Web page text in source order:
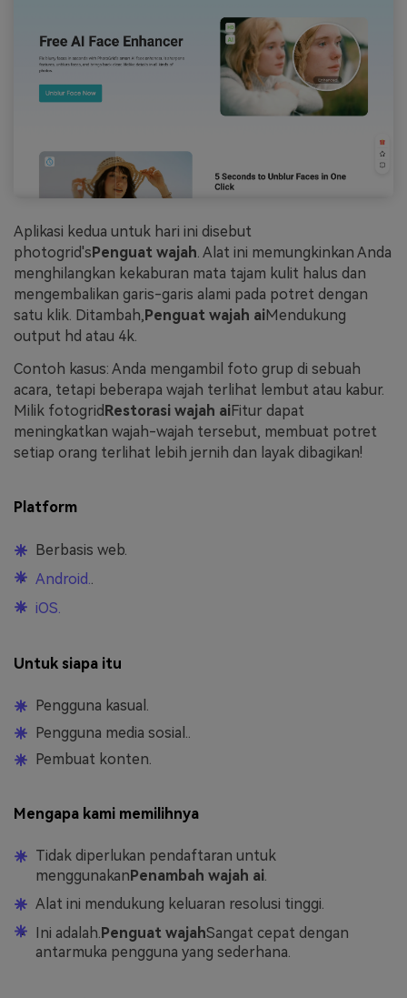
Aplikasi kedua untuk hari ini disebut
photogrid's Penguat wajah. Alat ini memungkinkan Anda
menghilangkan kekaburan mata tajam kulit halus dan
mengembalikan garis-garis alami pada potret dengan
satu klik. Ditambah, Penguat wajah aiMendukung
output hd atau 4k.
Contoh kasus: Anda mengambil foto grup di sebuah
acara, tetapi beberapa wajah terlihat lembut atau kabur.
Milik fotogridRestorasi wajah aiFitur dapat
meningkatkan wajah-wajah tersebut, membuat potret
setiap orang terlihat lebih jernih dan layak dibagikan!
Platform
Berbasis web.
Android.
iOS.
Untuk siapa itu
Pengguna kasual.
Pengguna media sosial..
Pembuat konten.
Mengapa kami memilihnya
Tidak diperlukan pendaftaran untuk
menggunakan Penambah wajah ai.
Alat ini mendukung keluaran resolusi tinggi.
Ini adalah. Penguat wajahSangat cepat dengan
antarmuka pengguna yang sederhana.